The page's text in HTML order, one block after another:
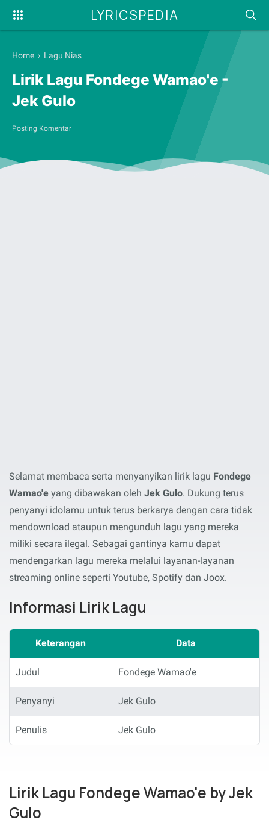
LYRICSPEDIA
Home › Lagu Nias
Lirik Lagu Fondege Wamao'e -
Jek Gulo
Posting Komentar
Selamat membaca serta menyanyikan lirik lagu Fondege
Wamao'e yang dibawakan oleh Jek Gulo. Dukung terus
penyanyi idolamu untuk terus berkarya dengan cara tidak
mendownload ataupun mengunduh lagu yang mereka
miliki secara ilegal. Sebagai gantinya kamu dapat
mendengarkan lagu mereka melalui layanan-layanan
streaming online seperti Youtube, Spotify dan Joox.
Informasi Lirik Lagu
Keterangan Data
Judul Fondege Wamao'e
Penyanyi Jek Gulo
Penulis Jek Gulo
Lirik Lagu Fondege Wamao'e by Jek
Gulo